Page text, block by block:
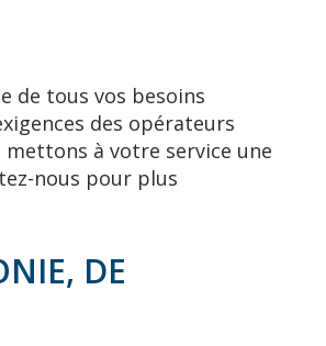
de tous vos besoins
des opérateurs
mettons à votre service une
nous pour plus
DE